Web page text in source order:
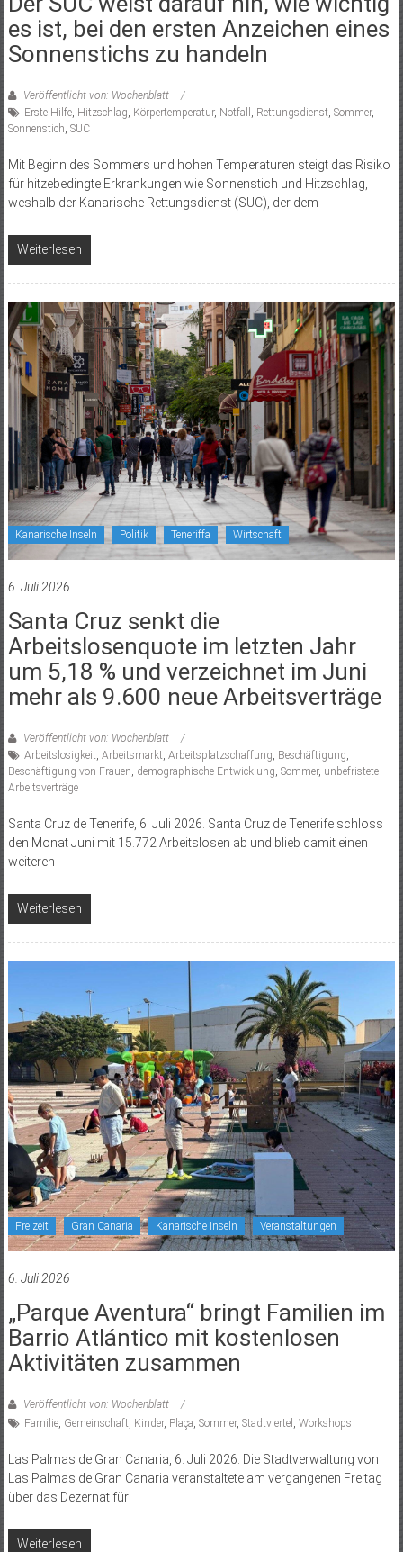
es ist, bei den ersten Anzeichen eines
Sonnenstichs zu handeln
Veröffentlicht von: Wochenblatt
Erste Hilfe, Hitzschlag, Körpertemperatur, Notfall , Rettungsdienst, Sommer,
Sonnenstich, SUC
Mit Beginn des Sommers und hohen Temperaturen steigt das Risiko
für hitzebedingte Erkrankungen wie Sonnenstich und Hitzschlag,
weshalb der Kanarische Rettungsdienst (SUC), der dem
Weiterlesen
Kanarische Inseln Politik Teneriffa Wirtschaft
6. Juli 2026
Santa Cruz senkt die
Arbeitslosenquote im letzten Jahr
um 5,18 % und verzeichnet im Juni
mehr als 9.600 neue Arbeitsverträge
Veröffentlicht von: Wochenblatt
Arbeitslosigkeit, Arbeitsmarkt, Arbeitsplatzschaffung, Beschäftigung,
Beschäftigung von Frauen, demographische Entwicklung, Sommer, unbefristete
Arbeitsverträge
Santa Cruz de Tenerife, 6. Juli 2026. Santa Cruz de Tenerife schloss
den Monat Juni mit 15.772 Arbeitslosen ab und blieb damit einen
weiteren
Weiterlesen
Freizeit Gran Canaria Kanarische Inseln Veranstaltungen
6. Juli 2026
„Parque Aventura“ bringt Familien im
Barrio Atlántico mit kostenlosen
Aktivitäten zusammen
Veröffentlicht von: Wochenblatt
Familie, Gemeinschaft Kinder, Plaça Sommer, Stadtviertel Workshops
Las Palmas de Gran Canaria, 6. Juli 2026. Die Stadtverwaltung von
Las Palmas de Gran Canaria veranstaltete am vergangenen Freitag
über das Dezernat für
Weiterlesen